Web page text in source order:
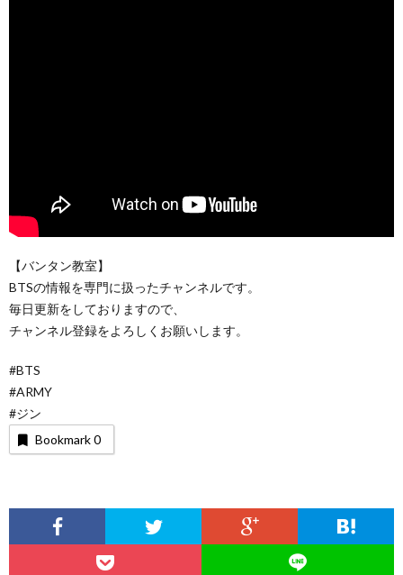
【バンタン教室】
BTSの情報を専門に扱ったチャンネルです。
毎日更新をしておりますので、
チャンネル登録をよろしくお願いします。
#BTS
#ARMY
#ジン
Bookmark0